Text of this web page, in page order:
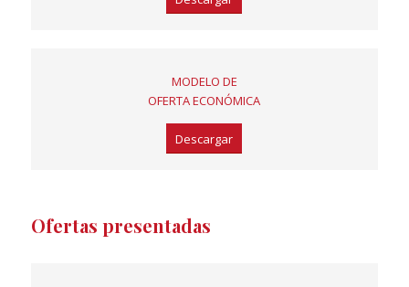
MODELO DE
OFERTA ECONÓMICA
Descargar
Ofertas presentadas